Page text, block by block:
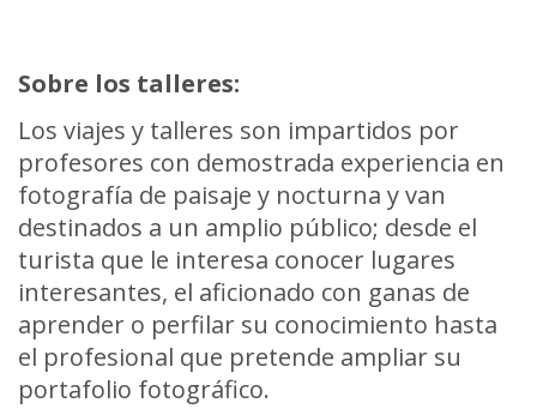
Sobre los talleres:
Los viajes y talleres son impartidos por
profesores con demostrada experiencia en
fotografía de paisaje y nocturna y van
destinados a un amplio público; desde el
turista que le interesa conocer lugares
interesantes, el aficionado con ganas de
aprender o perfilar su conocimiento hasta
el profesional que pretende ampliar su
portafolio fotográfico.